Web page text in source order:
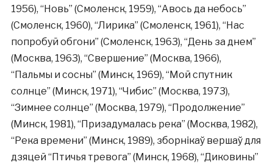
1956), “Новь” (Смоленск, 1959), “Авось да небось”
(Смоленск, 1960), “Лирика” (Смоленск, 1961), “Нас
попробуй обгони” (Смоленск, 1963), “День за днем”
(Москва, 1963), “Свершение” (Москва, 1966),
“Пальмы и сосны” (Минск, 1969), “Мой спутник
солнце” (Минск, 1971), “Чибис” (Москва, 1973),
“Зимнее солнце” (Москва, 1979), “Продолжение”
(Минск, 1981), “Призадумалась река” (Москва, 1982),
“Река времени” (Минск, 1989), зборнікаў вершаў для
дзяцей “Птичья тревога” (Минск, 1968), “Диковины”